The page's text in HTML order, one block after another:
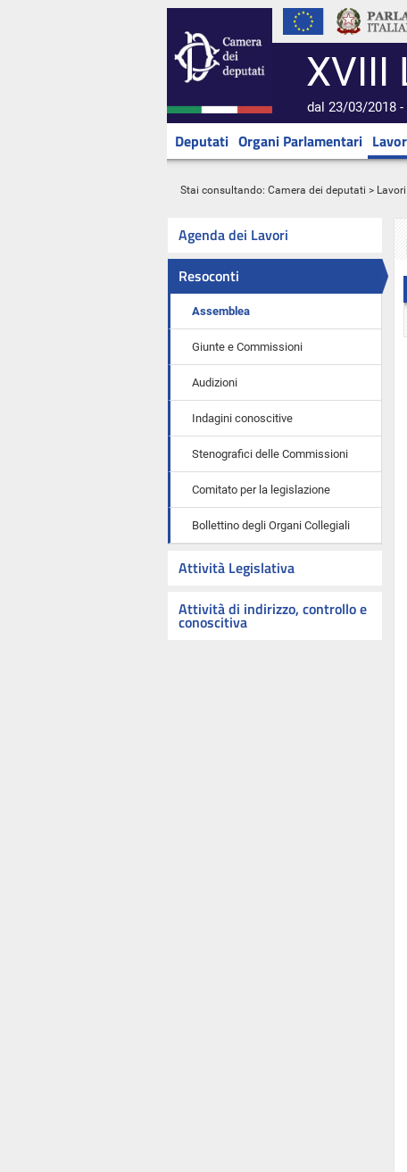
XVIII
dal 23/03/2018
Deputati Organi Parlamentari
Stai consultando: Camera dei deputati > Lavori
Agenda dei Lavori
Resoconti
Assemblea
Giunte e Commissioni
Audizioni
Indagini conoscitive
Stenografici delle Commissioni
Comitato per la legislazione
Bollettino degli Organi Collegiali
Attività Legislativa
Attività di indirizzo, controllo e
conoscitiva